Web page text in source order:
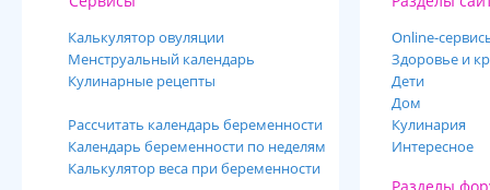
Калькулятор овуляции
Менструальный календарь
Кулинарные рецепты
Рассчитать календарь беременности
Календарь беременности по неделям
Калькулятор веса при беременности
Online-
Здоровье и
Дети
Дом
Кулинария
Интересное